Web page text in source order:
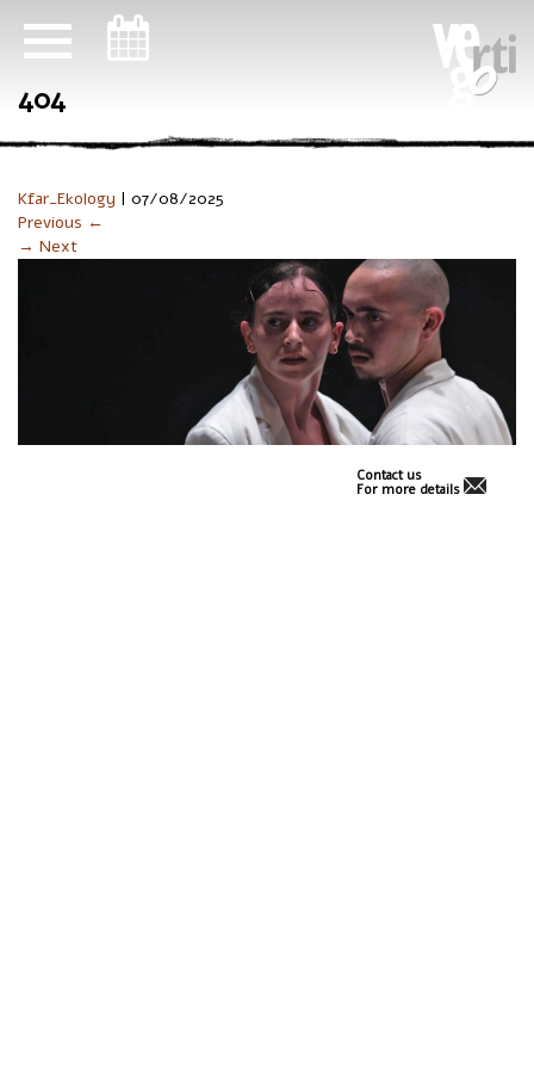
404
Kfar_Ekology | 07/08/2025
Previous ←
→ Next
Contact us
For more details